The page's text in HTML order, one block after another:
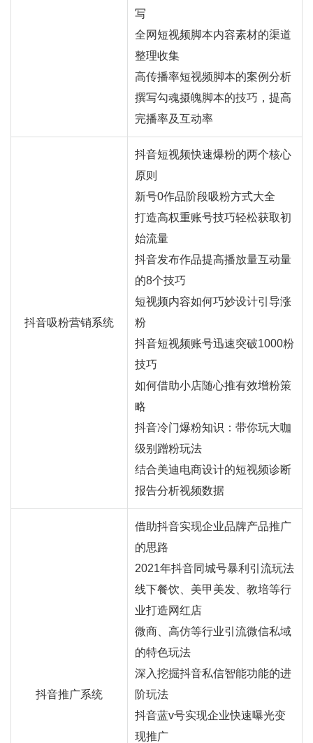
写
全网短视频脚本内容素材的渠道
整理收集
高传播率短视频脚本的案例分析
撰写勾魂摄魄脚本的技巧，提高
完播率及互动率
抖音吸粉营销系统
抖音短视频快速爆粉的两个核心
原则
新号0作品阶段吸粉方式大全
打造高权重账号技巧轻松获取初
始流量
抖音发布作品提高播放量互动量
的8个技巧
短视频内容如何巧妙设计引导涨
粉
抖音短视频账号迅速突破1000粉
技巧
如何借助小店随心推有效增粉策
略
抖音冷门爆粉知识：带你玩大咖
级别蹭粉玩法
结合美迪电商设计的短视频诊断
报告分析视频数据
抖音推广系统
借助抖音实现企业品牌产品推广
的思路
2021年抖音同城号暴利引流玩法
线下餐饮、美甲美发、教培等行
业打造网红店
微商、高仿等行业引流微信私域
的特色玩法
深入挖掘抖音私信智能功能的进
阶玩法
抖音蓝v号实现企业快速曝光变
现推广